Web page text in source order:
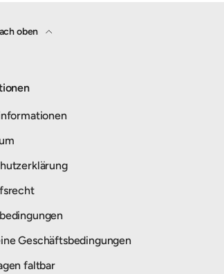
oben
Geschäftsbedingungen
faltbar